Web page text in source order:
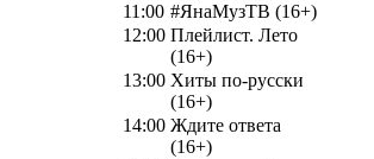
11:00 #ЯнаМузТВ (16+)
12:00 Плейлист. Лето
(16+)
13:00 Хиты по-русски
(16+)
14:00 Ждите ответа
(16+)